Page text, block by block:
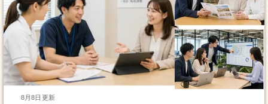
8月8日更新